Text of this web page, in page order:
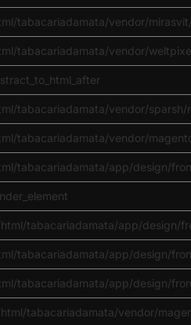
tabacariadamata/vendor/
tabacariadamata/vendor/
tabacariadamata/vendor/
tabacariadamata/vendor/
tabacariadamata/app/design/
html/tabacariadamata/app/
tabacariadamata/app/design/
tabacariadamata/app/design/
tabacariadamata/vendor/